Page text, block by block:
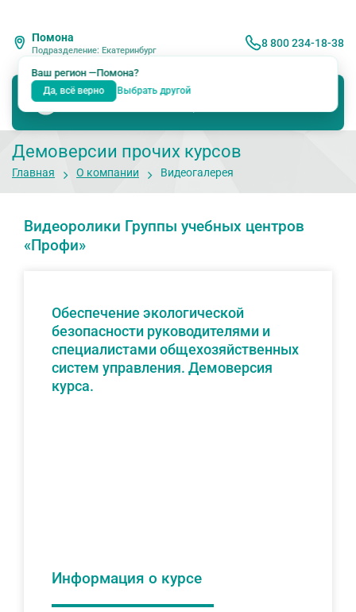
Помона
Подразделение: Екатеринбург
Ваш регион —Помона?
Да, всё верно Выбрать другой
8 800 234-18-38
Демоверсии прочих курсов
Главная О компании Видеогалерея
Видеоролики Группы учебных центров
«Профи»
Обеспечение экологической
безопасности руководителями и
специалистами общехозяйственных
систем управления. Демоверсия
курса.
Информация о курсе